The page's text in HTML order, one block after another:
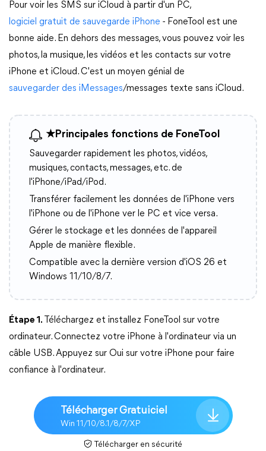
Pour voir les SMS sur iCloud à partir d'un PC,
logiciel gratuit de sauvegarde iPhone - FoneTool est une
bonne aide. En dehors des messages, vous pouvez voir les
photos, la musique, les vidéos et les contacts sur votre
iPhone et iCloud. C'est un moyen génial de
sauvegarder des iMessages/messages texte sans iCloud.
★Principales fonctions de FoneTool
Sauvegarder rapidement les photos, vidéos,
musiques, contacts, messages, etc. de
l'iPhone/iPad/iPod.
Transférer facilement les données de l'iPhone vers
l'iPhone ou de l'iPhone ver le PC et vice versa.
Gérer le stockage et les données de l'appareil
Apple de manière flexible.
Compatible avec la dernière version d'iOS 26 et
Windows 11/10/8/7.
Étape 1.
Téléchargez et installez FoneTool sur votre
ordinateur. Connectez votre iPhone à l'ordinateur via un
câble USB. Appuyez sur Oui sur votre iPhone pour faire
confiance à l'ordinateur.
Télécharger Gratuiciel
Win 11/10/8.1/8/7/XP
Télécharger en sécurité